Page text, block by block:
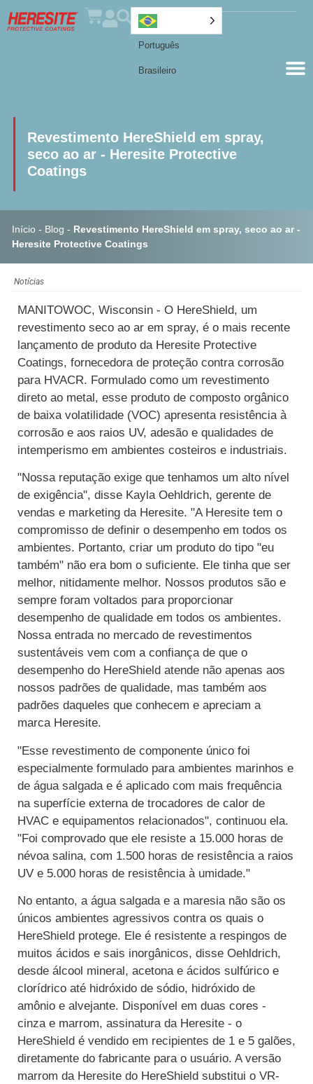
Português
Brasileiro
Revestimento HereShield em spray,
seco ao ar - Heresite Protective
Coatings
Início - Blog - Revestimento HereShield em spray, seco ao ar -
Heresite Protective Coatings
Notícias
MANITOWOC, Wisconsin - O HereShield, um
revestimento seco ao ar em spray, é o mais recente
lançamento de produto da Heresite Protective
Coatings, fornecedora de proteção contra corrosão
para HVACR. Formulado como um revestimento
direto ao metal, esse produto de composto orgânico
de baixa volatilidade (VOC) apresenta resistência à
corrosão e aos raios UV, adesão e qualidades de
intemperismo em ambientes costeiros e industriais.
"Nossa reputação exige que tenhamos um alto nível
de exigência", disse Kayla Oehldrich, gerente de
vendas e marketing da Heresite. "A Heresite tem o
compromisso de definir o desempenho em todos os
ambientes. Portanto, criar um produto do tipo "eu
também" não era bom o suficiente. Ele tinha que ser
melhor, nitidamente melhor. Nossos produtos são e
sempre foram voltados para proporcionar
desempenho de qualidade em todos os ambientes.
Nossa entrada no mercado de revestimentos
sustentáveis vem com a confiança de que o
desempenho do HereShield atende não apenas aos
nossos padrões de qualidade, mas também aos
padrões daqueles que conhecem e apreciam a
marca Heresite.
"Esse revestimento de componente único foi
especialmente formulado para ambientes marinhos e
de água salgada e é aplicado com mais frequência
na superfície externa de trocadores de calor de
HVAC e equipamentos relacionados", continuou ela.
"Foi comprovado que ele resiste a 15.000 horas de
névoa salina, com 1.500 horas de resistência a raios
UV e 5.000 horas de resistência à umidade."
No entanto, a água salgada e a maresia não são os
únicos ambientes agressivos contra os quais o
HereShield protege. Ele é resistente a respingos de
muitos ácidos e sais inorgânicos, disse Oehldrich,
desde álcool mineral, acetona e ácidos sulfúrico e
clorídrico até hidróxido de sódio, hidróxido de
amônio e alvejante. Disponível em duas cores -
cinza e marrom, assinatura da Heresite - o
HereShield é vendido em recipientes de 1 e 5 galões,
diretamente do fabricante para o usuário. A versão
marrom da Heresite do HereShield substitui o VR-